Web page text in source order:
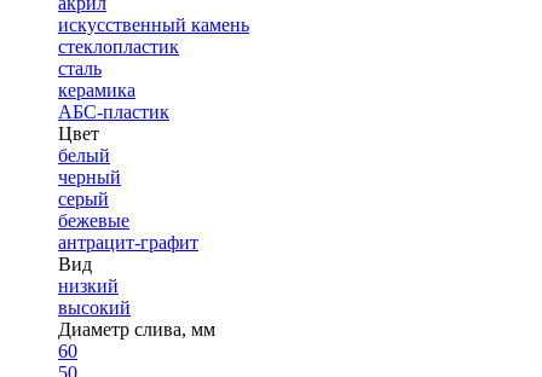
искусственный камень
стеклопластик
сталь
керамика
АБС-пластик
Цвет
белый
черный
серый
бежевые
антрацит-графит
Вид
низкий
высокий
Диаметр слива, мм
60
50